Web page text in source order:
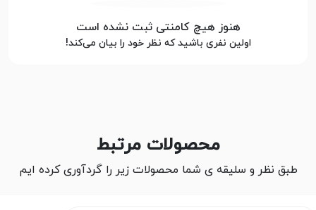
هنوز هیچ کامنتی ثبت نشده است
اولین نفری باشید که نظر خود را بیان می‌کند!
محصولات مرتبط
طبق نظر و سلیقه ی شما محصولات زیر را گردآوری کرده ایم